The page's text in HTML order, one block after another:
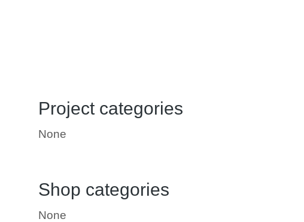
Project categories
None
Shop categories
None